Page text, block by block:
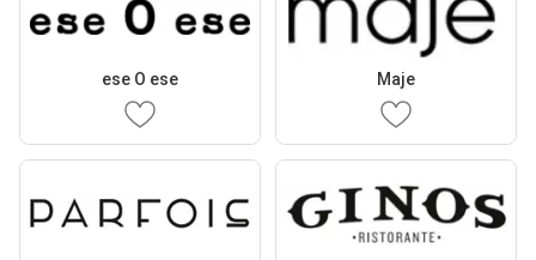
ese O ese Maje